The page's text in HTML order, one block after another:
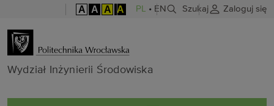
A A A A PL • EN Szukaj Zaloguj się
Wydział
Wydział Inżynierii Środowiska